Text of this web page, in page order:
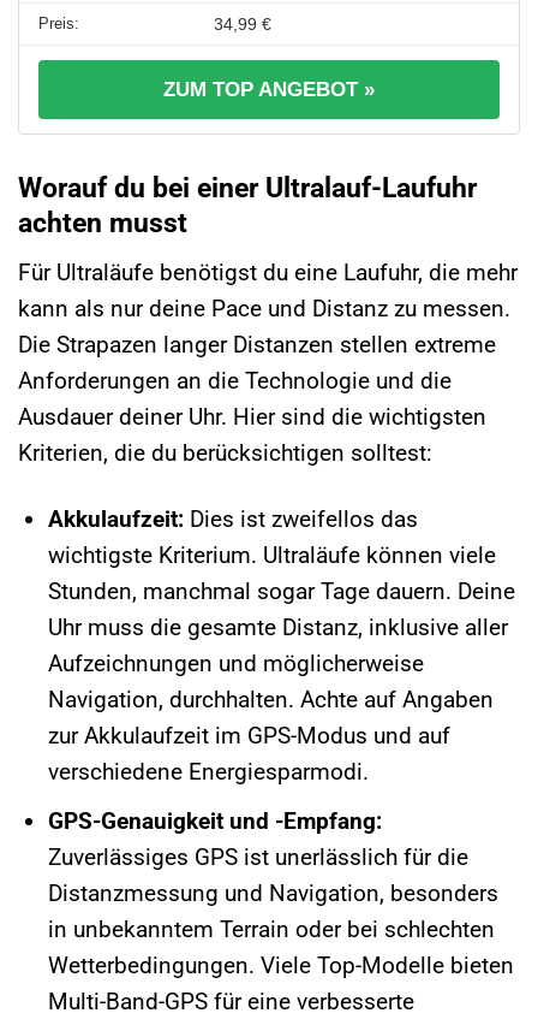
34,99 €
ZUM TOP ANGEBOT »
Worauf du bei einer Ultralauf-Laufuhr
achten musst
Für Ultraläufe benötigst du eine Laufuhr, die mehr
kann als nur deine Pace und Distanz zu messen.
Die Strapazen langer Distanzen stellen extreme
Anforderungen an die Technologie und die
Ausdauer deiner Uhr. Hier sind die wichtigsten
Kriterien, die du berücksichtigen solltest:
Akkulaufzeit:Dies ist zweifellos das
wichtigste Kriterium. Ultraläufe können viele
Stunden, manchmal sogar Tage dauern. Deine
Uhr muss die gesamte Distanz, inklusive aller
Aufzeichnungen und möglicherweise
Navigation, durchhalten. Achte auf Angaben
zur Akkulaufzeit im GPS-Modus und auf
verschiedene Energiesparmodi.
GPS-Genauigkeit und -Empfang:
Zuverlässiges GPS ist unerlässlich für die
Distanzmessung und Navigation, besonders
in unbekanntem Terrain oder bei schlechten
Wetterbedingungen. Viele Top-Modelle bieten
Multi-Band-GPS für eine verbesserte